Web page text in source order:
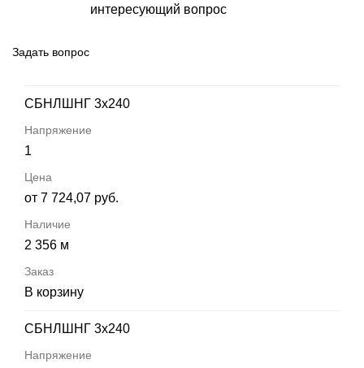
интересующий вопрос
Задать вопрос
СБНЛШНГ 3х240
1
от 7 724,07 руб.
2 356 м
В корзину
СБНЛШНГ 3х240